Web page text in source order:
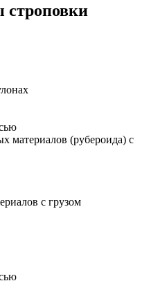
строповки
материалов (рубероида) с
с грузом